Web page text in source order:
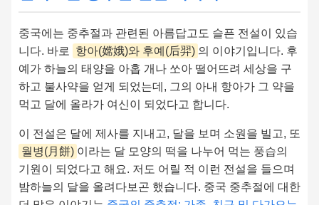
중국에는 중추절과 관련된 아름답고도 슬픈 전설이 있습
니다. 바로
항아(嫦娥)와 후예(后羿) 의 이야기입니다. 후
예가 하늘의 태양을 아홉 개나 쏘아 떨어뜨려 세상을 구
하고 불사약을 얻게 되었는데, 그의 아내 항아가 그 약을
먹고 달에 올라가 여신이 되었다고 합니다.
이 전설은 달에 제사를 지내고, 달을 보며 소원을 빌고, 또
월병(月餅) 이라는 달 모양의 떡을 나누어 먹는 풍습의
기원이 되었다고 해요. 저도 어릴 적 이런 전설을 들으며
밤하늘의 달을 올려다보곤 했습니다. 중국 중추절에 대한